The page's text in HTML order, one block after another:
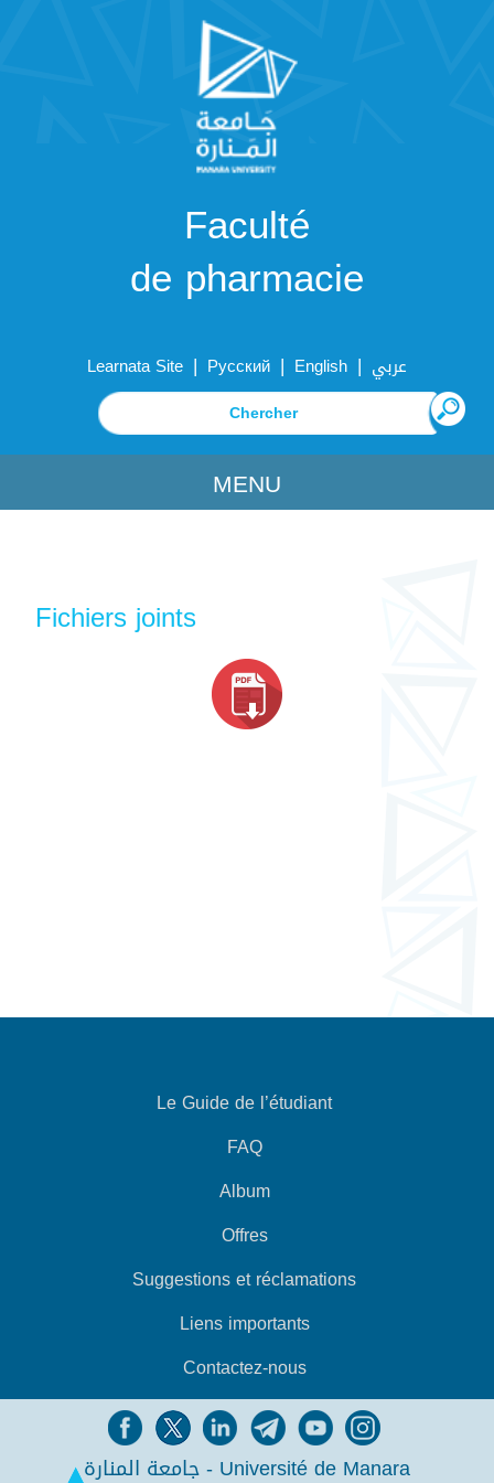
Faculté
de pharmacie
Learnata Site | Русский | English | عربي
MENU
Fichiers joints
Le Guide de l’étudiant
FAQ
Album
Offres
Suggestions et réclamations
Liens importants
Contactez-nous
جامعة المنارة - Université de Manara